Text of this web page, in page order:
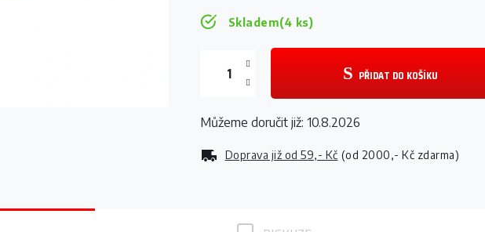
Skladem(4 ks)
Doprava již od 59,- Kč (od 2000,- Kč zdarma)
PŘIDAT DO KOŠÍKU
Můžeme doručit již: 10.8.2026